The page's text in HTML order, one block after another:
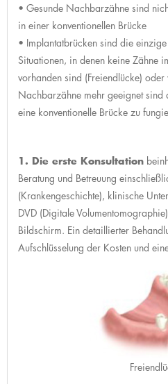
• Gesunde Nachbarzähne sind
in einer konventionellen Brücke
• Implantatbrücken sind die
Situationen, in denen keine Zähne
vorhanden sind (Freiendlücke)
Nachbarzähne mehr geeignet sind
eine konventionelle Brücke zu
1. Die erste Konsultation
Beratung und Betreuung
(Krankengeschichte), klinische
DVD (Digitale
Bildschirm. Ein detaillierter
Aufschlüsselung der Kosten und